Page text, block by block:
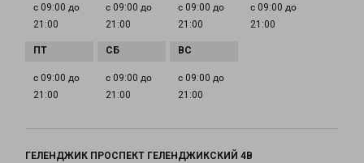
с 09:00 до
21:00
с 09:00 до
21:00
с 09:00 до
21:00
с 09:00 до
21:00
с 09:00 до
21:00
с 09:00 до
21:00
с 09:00 до
21:00
ГЕЛЕНДЖИК ПРОСПЕКТ ГЕЛЕНДЖИКСКИЙ 4В